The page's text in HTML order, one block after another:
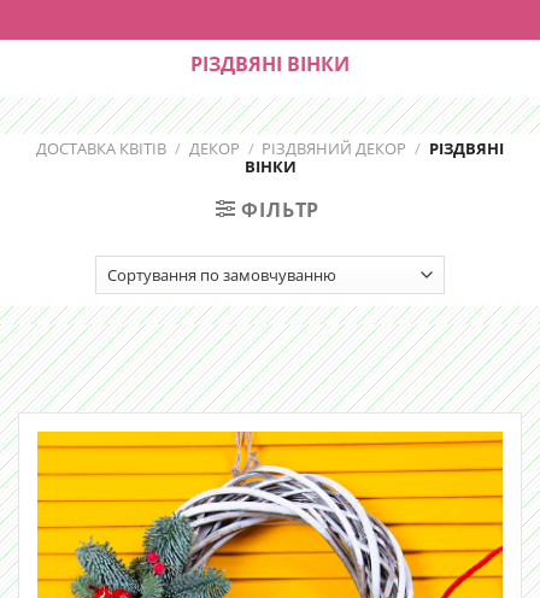
РІЗДВЯНІ ВІНКИ
ДОСТАВКА КВІТІВ / ДЕКОР / РІЗДВЯНИЙ ДЕКОР / РІЗДВЯНІ
ВІНКИ
ФІЛЬТР